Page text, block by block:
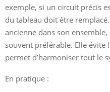
exemple, si un circuit précis
du tableau doit être
ancienne dans son
souvent préférable. Elle évite
permet d’harmoniser tout le
En pratique :